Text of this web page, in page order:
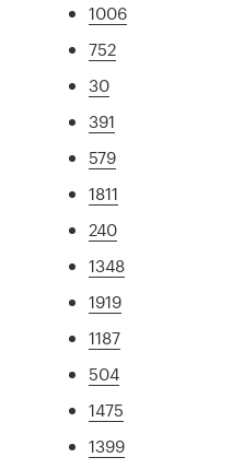
1006
752
30
391
579
1811
240
1348
1919
1187
504
1475
1399